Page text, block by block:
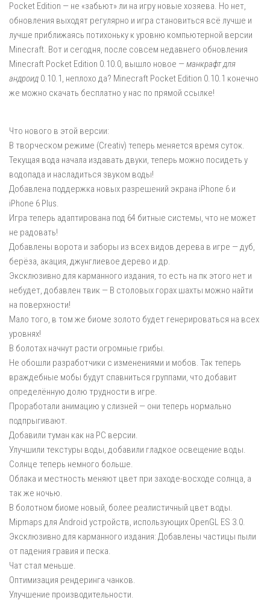
Pocket Edition — не «забьют» ли на игру новые хозяева. Но нет,
обновления выходят регулярно и игра становиться всё лучше и
лучше приближаясь потихоньку к уровню компьютерной версии
Minecraft. Вот и сегодня, после совсем недавнего обновления
Minecraft Pocket Edition 0.10.0, вышло новое —манкрафт для
андроид 0.10.1, неплохо да? Minecraft Pocket Edition 0.10.1 конечно
же можно скачать бесплатно у нас по прямой ссылке!
Что нового в этой версии:
В творческом режиме (Creativ) теперь меняется время суток.
Текущая вода начала издавать двуки, теперь можно посидеть у
водопада и насладиться звуком воды!
Добавлена поддержка новых разрешений экрана iPhone 6 и
iPhone 6 Plus.
Игра теперь адаптирована под 64 битные системы, что не может
не радовать!
Добавлены ворота и заборы из всех видов дерева в игре — дуб,
берёза, акация, джунглиевое дерево и др.
Эксклюзивно для карманного издания, то есть на пк этого нет и
небудет, добавлен твик — В столовых горах шахты можно найти
на поверхности!
Мало того, в том же биоме золото будет генерироваться на всех
уровнях!
В болотах начнут расти огромные грибы.
Не обошли разработчики с изменениями и мобов. Так теперь
враждебные мобы будут спавниться группами, что добавит
определённую долю трудности в игре.
Проработали анимацию у слизней — они теперь нормально
подпрыгивают.
Добавили туман как на PС версии.
Улучшили текстуры воды, добавили гладкое освещение воды.
Солнце теперь немного больше.
Облака и местность меняют цвет при заходе-восходе солнца, а
так же ночью.
В болотном биоме новый, более реалистичный цвет воды.
Mipmaps для Android устройств, использующих OpenGL ES 3.0.
Эксклюзивно для карманного издания: Добавлены ​​частицы пыли
от падения гравия и песка.
Чат стал меньше.
Оптимизация рендеринга чанков.
Улучшение производительности.